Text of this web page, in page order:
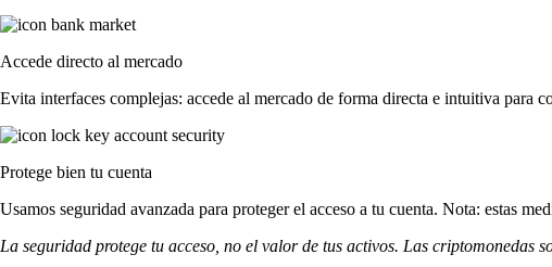
Accede directo al mercado
Evita interfaces complejas: accede al mercado de forma directa e intuitiva para
Protege bien tu cuenta
Usamos seguridad avanzada para proteger el acceso a tu cuenta. Nota: estas
La seguridad protege tu acceso, no el valor de tus activos. Las criptomonedas